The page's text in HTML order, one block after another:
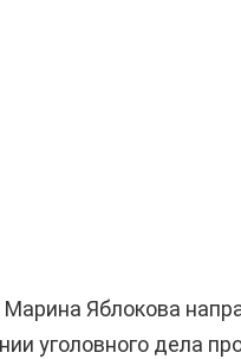
Марина Яблокова
уголовного дела